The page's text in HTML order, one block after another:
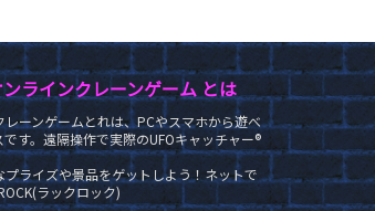
ラインクレーンゲーム とは
ーンゲームとれは、PCやスマホから遊べ
す。遠隔操作で実際のUFOキャッチャー®
ライズや景品をゲットしよう！ネットで
ラックロック)